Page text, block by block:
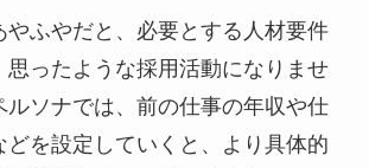
やふやだと、必要とする人材要件
思ったような採用活動になりませ
ルソナでは、前の仕事の年収や仕
どを設定していくと、より具体的